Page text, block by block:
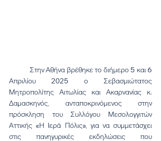
Απριλίου 2025 ο Σεβασμιώτατος
Μητροπολίτης Αιτωλίας και Ακαρνανίας κ.
Δαμασκηνός, ανταποκρινόμενος στην
πρόσκληση του Συλλόγου Μεσολογγιτών
Αττικής «Η Ιερά Πόλις», για να συμμετάσχει
στις πανηγυρικές εκδηλώσεις που